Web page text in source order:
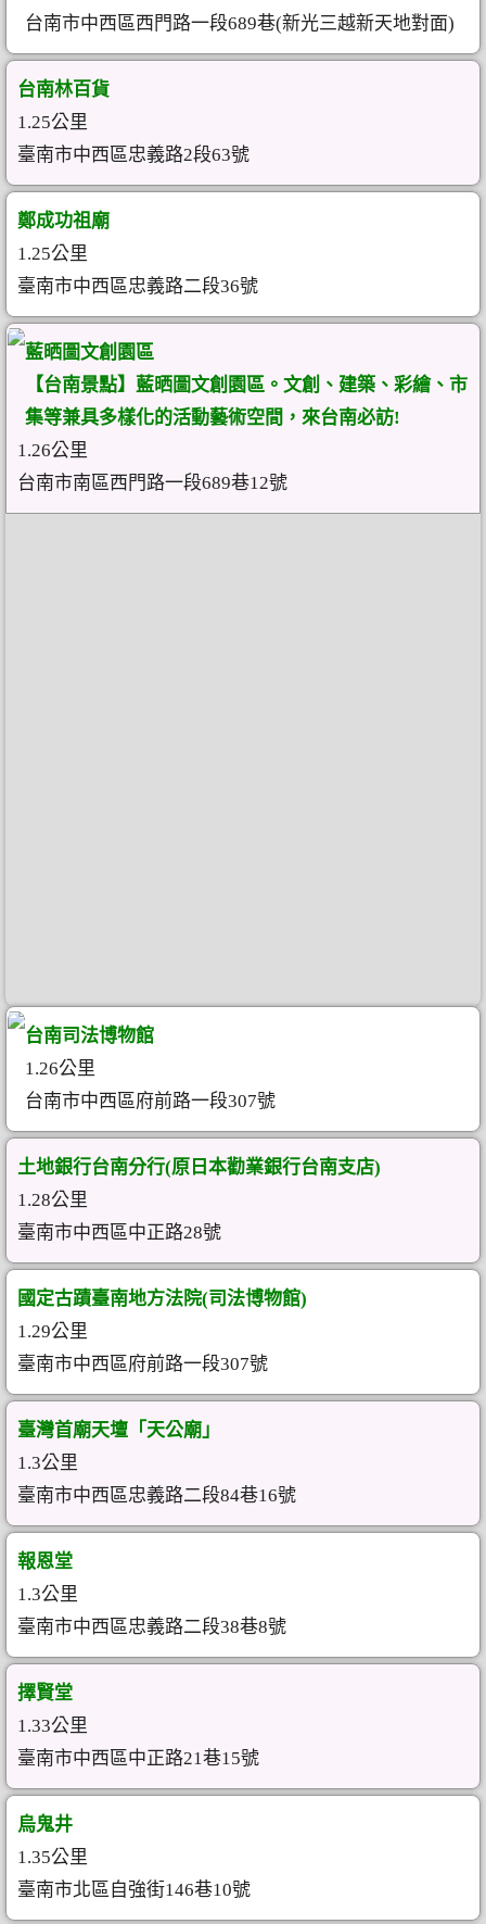
台南市中西區西門路一段689巷(新光三越新天地對面)
台南林百貨
1.25公里
臺南市中西區忠義路2段63號
鄭成功祖廟
1.25公里
臺南市中西區忠義路二段36號
藍晒圖文創園區
【台南景點】藍晒圖文創園區。文創、建築、彩繪、市
集等兼具多樣化的活動藝術空間，來台南必訪!
1.26公里
台南市南區西門路一段689巷12號
台南司法博物館
1.26公里
台南市中西區府前路一段307號
土地銀行台南分行(原日本勸業銀行台南支店)
1.28公里
臺南市中西區中正路28號
國定古蹟臺南地方法院(司法博物館)
1.29公里
臺南市中西區府前路一段307號
臺灣首廟天壇「天公廟」
1.3公里
臺南市中西區忠義路二段84巷16號
報恩堂
1.3公里
臺南市中西區忠義路二段38巷8號
擇賢堂
1.33公里
臺南市中西區中正路21巷15號
烏鬼井
1.35公里
臺南市北區自強街146巷10號